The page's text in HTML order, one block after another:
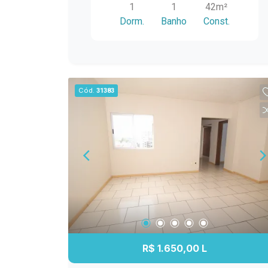
1
Dorm.
1
Banho
42m²
Const.
Cód. 31383
R$ 1.650,00 L